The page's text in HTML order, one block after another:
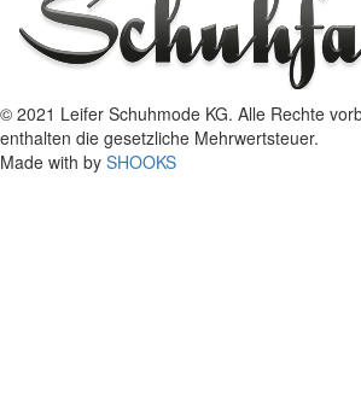
© 2021 Leifer Schuhmode KG. Alle Rechte
enthalten die gesetzliche Mehrwertsteuer.
Made with by SHOOKS